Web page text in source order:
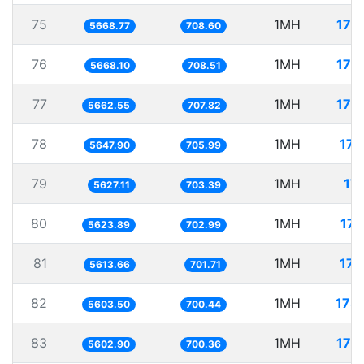
75 5668.77 708.60 1MH
76 5668.10 708.51 1MH
77 5662.55 707.82 1MH
78 5647.90 705.99 1MH
79 5627.11 703.39 1MH
80 5623.89 702.99 1MH
81 5613.66 701.71 1MH
82 5603.50 700.44 1MH
83 5602.90 700.36 1MH